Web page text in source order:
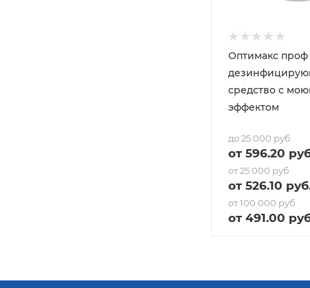
Оптимакс проф
средство с
эффектом
до 25 000 руб
от 596.20
от 25 000 руб
от 526.10
от 100 000 руб
от 491.00